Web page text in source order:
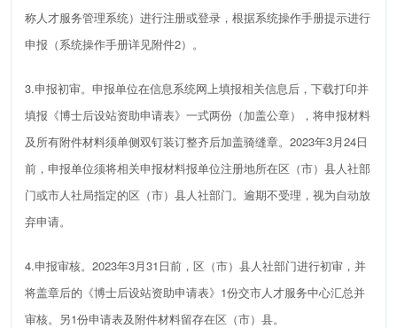
称人才服务管理系统）进行注册或登录 ，根据系统操作手册提示进行
申报（系统操作手册详见附件2）。
3.申报初审。申报单位在信息系统网上填报相关信息后，下载打印并
填报《博士后设站资助申请表》 一式两份（加盖公章），将申报材料
及所有附件材料须单侧双钉装订整齐后加盖骑缝章。 2023年3月24日
前，申报单位须将相关申报材料报单位注册地所在区（市）县人社部
门或市人社局指定的区（市）县人社部门。逾期不受理 ，视为自动放
弃申请。
4.申报审核。 2023年3月31 日前， 区（市）县人社部门进行初审，并
将盖章后的《博士后设站资助申请表》 1份交市人才服务中心汇总并
审核。另1份申请表及附件材料留存在区（市）县。